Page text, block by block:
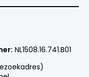
NL1508.16.741.B01